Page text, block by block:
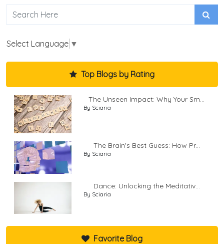
Select Language ▼
Top Blogs by Rating
The Unseen Impact: Why Your Sm...
By Sciaria
The Brain's Best Guess: How Pr...
By Sciaria
Dance: Unlocking the Meditativ...
By Sciaria
Favorite Blog